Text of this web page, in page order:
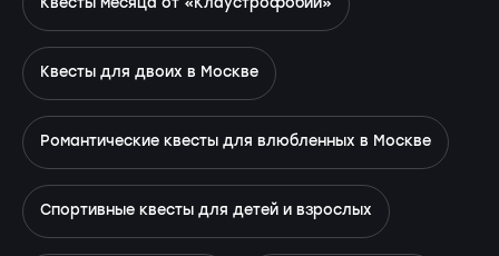
Квесты для двоих в Москве
Романтические квесты для влюбленных в Москве
Спортивные квесты для детей и взрослых